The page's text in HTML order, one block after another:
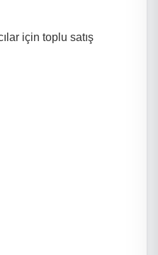
için toplu satış